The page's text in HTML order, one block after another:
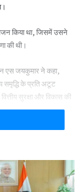
किया था, जिसमें उसने
की थी।
एस जयकुमार ने कहा,
समृद्धि के प्रति अटूट
सुरक्षा और विकास की
सोसायटी खुद को